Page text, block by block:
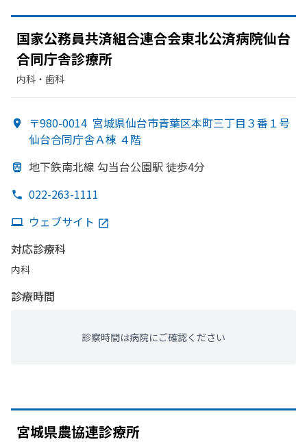
国家公務員共済組合連合会東北公済病院仙台
合同庁舎診療所
内科・​歯科
〒980-0014 宮城県仙台市青葉区本町三丁目３番１号
仙台合同庁舎Ａ棟 ４階
地下鉄南北線 勾当台公園駅 徒歩4分
022-263-1111
ウェブサイト
対応診療科
内科
診療時間
診察時間は病院にご確認ください
宮城県農協連診療所